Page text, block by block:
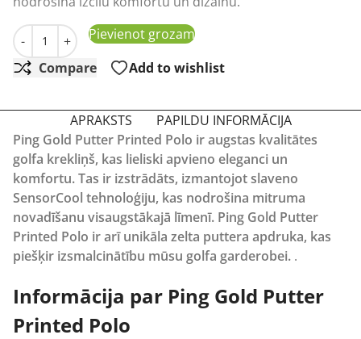
-
Vīriešu polo krekliņš Ping Gold Putter Printed Polo Navy
+
Pievienot grozam
Compare
Add to wishlist
APRAKSTS
PAPILDU INFORMĀCIJA
Ping Gold Putter Printed Polo ir augstas kvalitātes
golfa krekliņš, kas lieliski apvieno eleganci un
komfortu. Tas ir izstrādāts, izmantojot slaveno
SensorCool tehnoloģiju, kas nodrošina mitruma
novadīšanu visaugstākajā līmenī. Ping Gold Putter
Printed Polo ir arī unikāla zelta puttera apdruka, kas
piešķir izsmalcinātību mūsu golfa garderobei. .
Informācija par Ping Gold Putter
Printed Polo